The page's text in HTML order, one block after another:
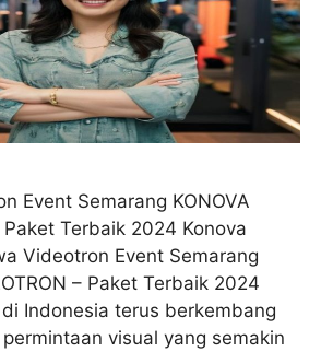
Event Semarang KONOVA
Paket Terbaik 2024 Konova
Videotron Event Semarang
– Paket Terbaik 2024
Indonesia terus berkembang
visual yang semakin